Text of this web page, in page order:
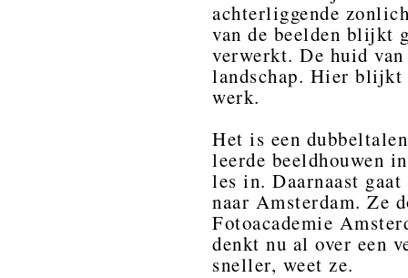
achterliggende
van de beelden blijkt
verwerkt. De huid
landschap. Hier blijkt
werk.
Het is een
leerde beeldhouwen
les in. Daarnaast
naar Amsterdam. Ze
Fotoacademie
denkt nu al over een
sneller, weet ze.